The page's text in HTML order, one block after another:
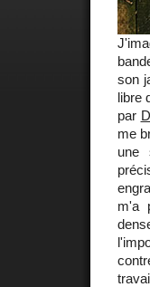
son
libre
par
me
une
m'a